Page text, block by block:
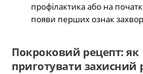
профілактика або на
появи перших ознак
Покроковий рецепт: як
приготувати захисний